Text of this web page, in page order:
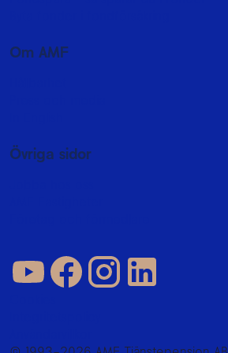
Om AMF
Övriga sidor